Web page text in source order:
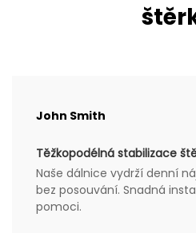
John Smith
Těžkopodélná stabilizace
Naše dálnice vydrží denní
bez posouvání. Snadná
pomoci.